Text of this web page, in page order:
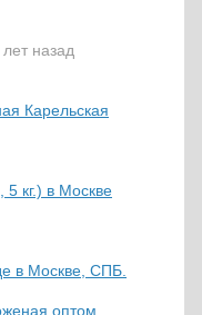
назад
Карельская
кг.) в Москве
в Москве, СПБ.
оптом